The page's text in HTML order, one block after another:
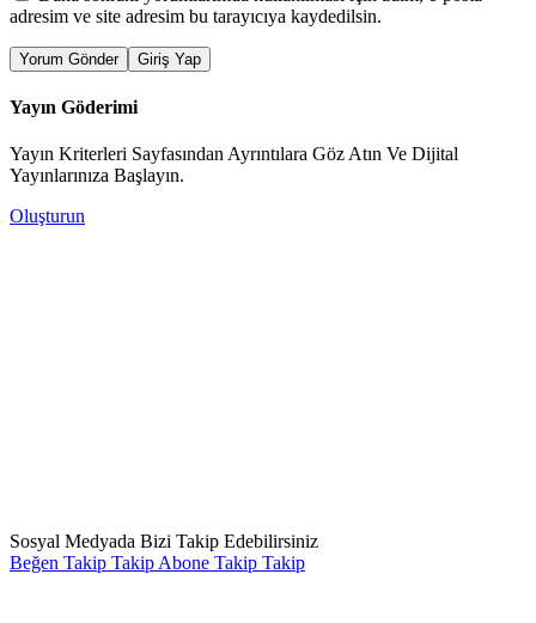
adresim ve site adresim bu tarayıcıya kaydedilsin.
Yorum Gönder Giriş Yap
Yayın Göderimi
Yayın Kriterleri Sayfasından Ayrıntılara Göz Atın Ve Dijital
Yayınlarınıza Başlayın.
Oluşturun
Sosyal Medyada Bizi Takip Edebilirsiniz
Beğen Takip Takip Abone Takip Takip